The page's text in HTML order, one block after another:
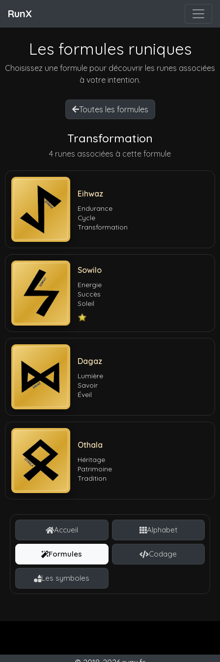
RunX
Les formules runiques
Choisissez une formule pour découvrir les runes associées
à votre intention.
Toutes les formules
Transformation
4 runes associées à cette formule
Eihwaz
Endurance
Cycle
Transformation
Sowilo
Energie
Succès
Soleil
Dagaz
Lumière
Savoir
Éveil
Othala
Héritage
Patrimoine
Tradition
Accueil Alphabet
Formules Codage
Les symboles